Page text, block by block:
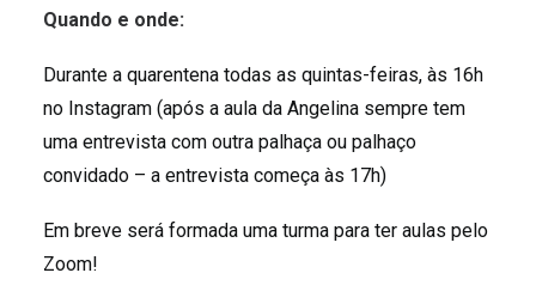
Quando e onde:
Durante a quarentena todas as quintas-feiras, às 16h
no Instagram (após a aula da Angelina sempre tem
uma entrevista com outra palhaça ou palhaço
convidado – a entrevista começa às 17h)
Em breve será formada uma turma para ter aulas pelo
Zoom!